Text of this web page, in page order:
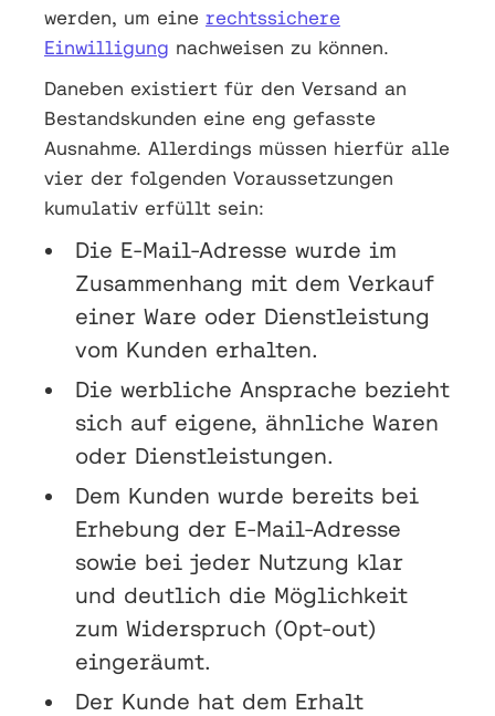
werden, um eine rechtssichere
Einwilligung nachweisen zu können.
Daneben existiert für den Versand an
Bestandskunden eine eng gefasste
Ausnahme. Allerdings müssen hierfür alle
vier der folgenden Voraussetzungen
kumulativ erfüllt sein:
Die E-Mail-Adresse wurde im
Zusammenhang mit dem Verkauf
einer Ware oder Dienstleistung
vom Kunden erhalten.
Die werbliche Ansprache bezieht
sich auf eigene, ähnliche Waren
oder Dienstleistungen.
Dem Kunden wurde bereits bei
Erhebung der E-Mail-Adresse
sowie bei jeder Nutzung klar
und deutlich die Möglichkeit
zum Widerspruch (Opt-out)
eingeräumt.
Der Kunde hat dem Erhalt